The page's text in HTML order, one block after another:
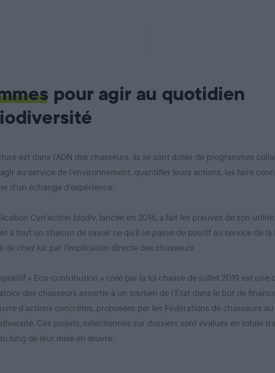
pour agir au quotidien
est dans l’ADN des chasseurs, ils se sont dotés de programmes
au service de l’environnement, quantifier leurs actions, les faire
d’un échange d’expérience.
Cyn’action biodiv, lancée en 2016, a fait les preuves de son
à tout un chacun de savoir ce qu’il se passe de positif au service de
de chez lui, par l’implication directe des chasseurs.
« Eco-contribution » créé par la loi chasse de juillet 2019 est une
des chasseurs assortie à un soutien de l’État dans le but de
d’actions concrètes, proposées par les Fédérations de chasseurs
Ces projets, sélectionnés sur dossiers sont évalués en totale
long de leur mise en œuvre.